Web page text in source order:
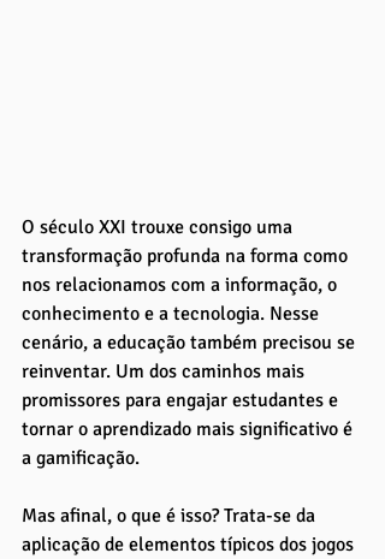
O século XXI trouxe consigo uma
transformação profunda na forma como
nos relacionamos com a informação, o
conhecimento e a tecnologia. Nesse
cenário, a educação também precisou se
reinventar. Um dos caminhos mais
promissores para engajar estudantes e
tornar o aprendizado mais significativo é
a gamificação.
Mas afinal, o que é isso? Trata-se da
aplicação de elementos típicos dos jogos